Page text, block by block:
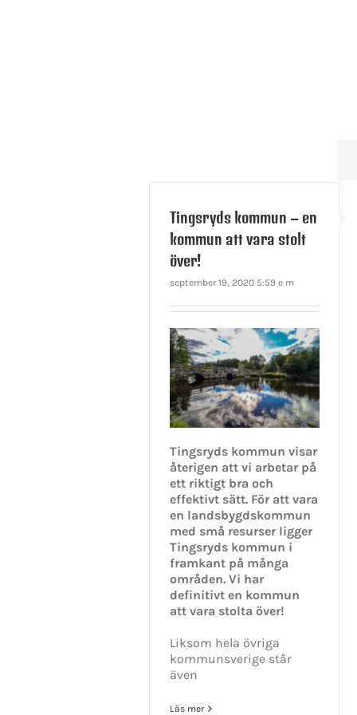
Tingsryds kommun – en
kommun att vara stolt
över!
september 19, 2020 5:59 e m
Tingsryds kommun visar
återigen att vi arbetar på
ett riktigt bra och
effektivt sätt. För att vara
en landsbygdskommun
med små resurser ligger
Tingsryds kommun i
framkant på många
områden. Vi har
definitivt en kommun
att vara stolta över!
Liksom hela övriga
kommunsverige står
även
Läs mer